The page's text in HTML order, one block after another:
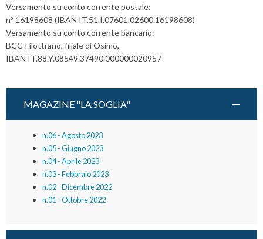
Versamento su conto corrente postale:
n° 16198608 (IBAN IT.51.I.07601.02600.16198608)
Versamento su conto corrente bancario:
BCC-Filottrano, filiale di Osimo,
IBAN IT.88.Y.08549.37490.000000020957
MAGAZINE "LA SOGLIA"
n.06 - Agosto 2023
n.05 - Giugno 2023
n.04 - Aprile 2023
n.03 - Febbraio 2023
n.02 - Dicembre 2022
n.01 - Ottobre 2022